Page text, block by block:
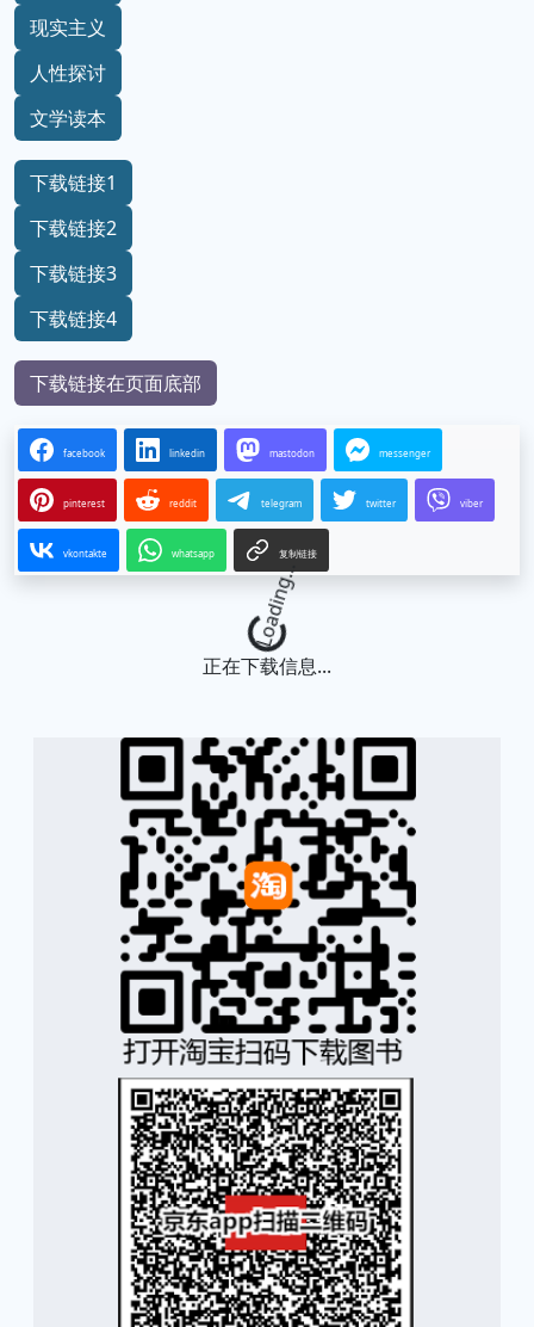
现实主义
人性探讨
文学读本
下载链接1
下载链接2
下载链接3
下载链接4
下载链接在页面底部
facebook linkedin mastodon messenger
pinterest reddit telegram twitter viber
vkontakte whatsapp 复制链接
Loading...
正在下载信息...